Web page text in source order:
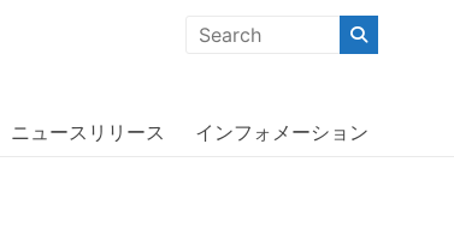
能的な商品」「コストパフォーマンスの高い商
ニュースリリース インフォメーション